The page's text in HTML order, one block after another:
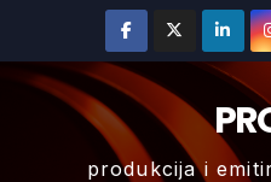
content
produkcija i